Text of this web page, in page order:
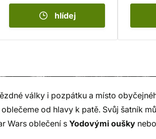
hlídej
války i pozpátku a místo
od hlavy k patě. Svůj šatník
Wars oblečení sYodovými oušky nebo